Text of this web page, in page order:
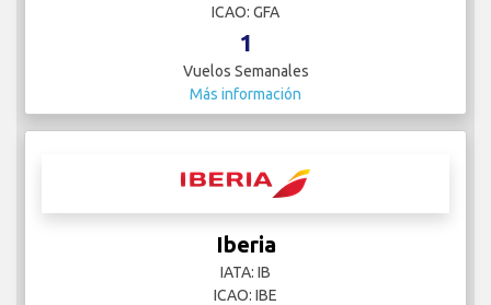
ICAO: GFA
1
Vuelos Semanales
Más información
Iberia
IATA: IB
ICAO: IBE